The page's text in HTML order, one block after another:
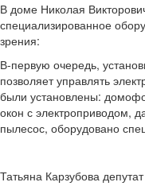
В доме Николая
специализированное
зрения:
В-первую очередь,
позволяет управлять
были установлены:
окон с электроприводом,
пылесос, оборудовано
Татьяна Карзубова